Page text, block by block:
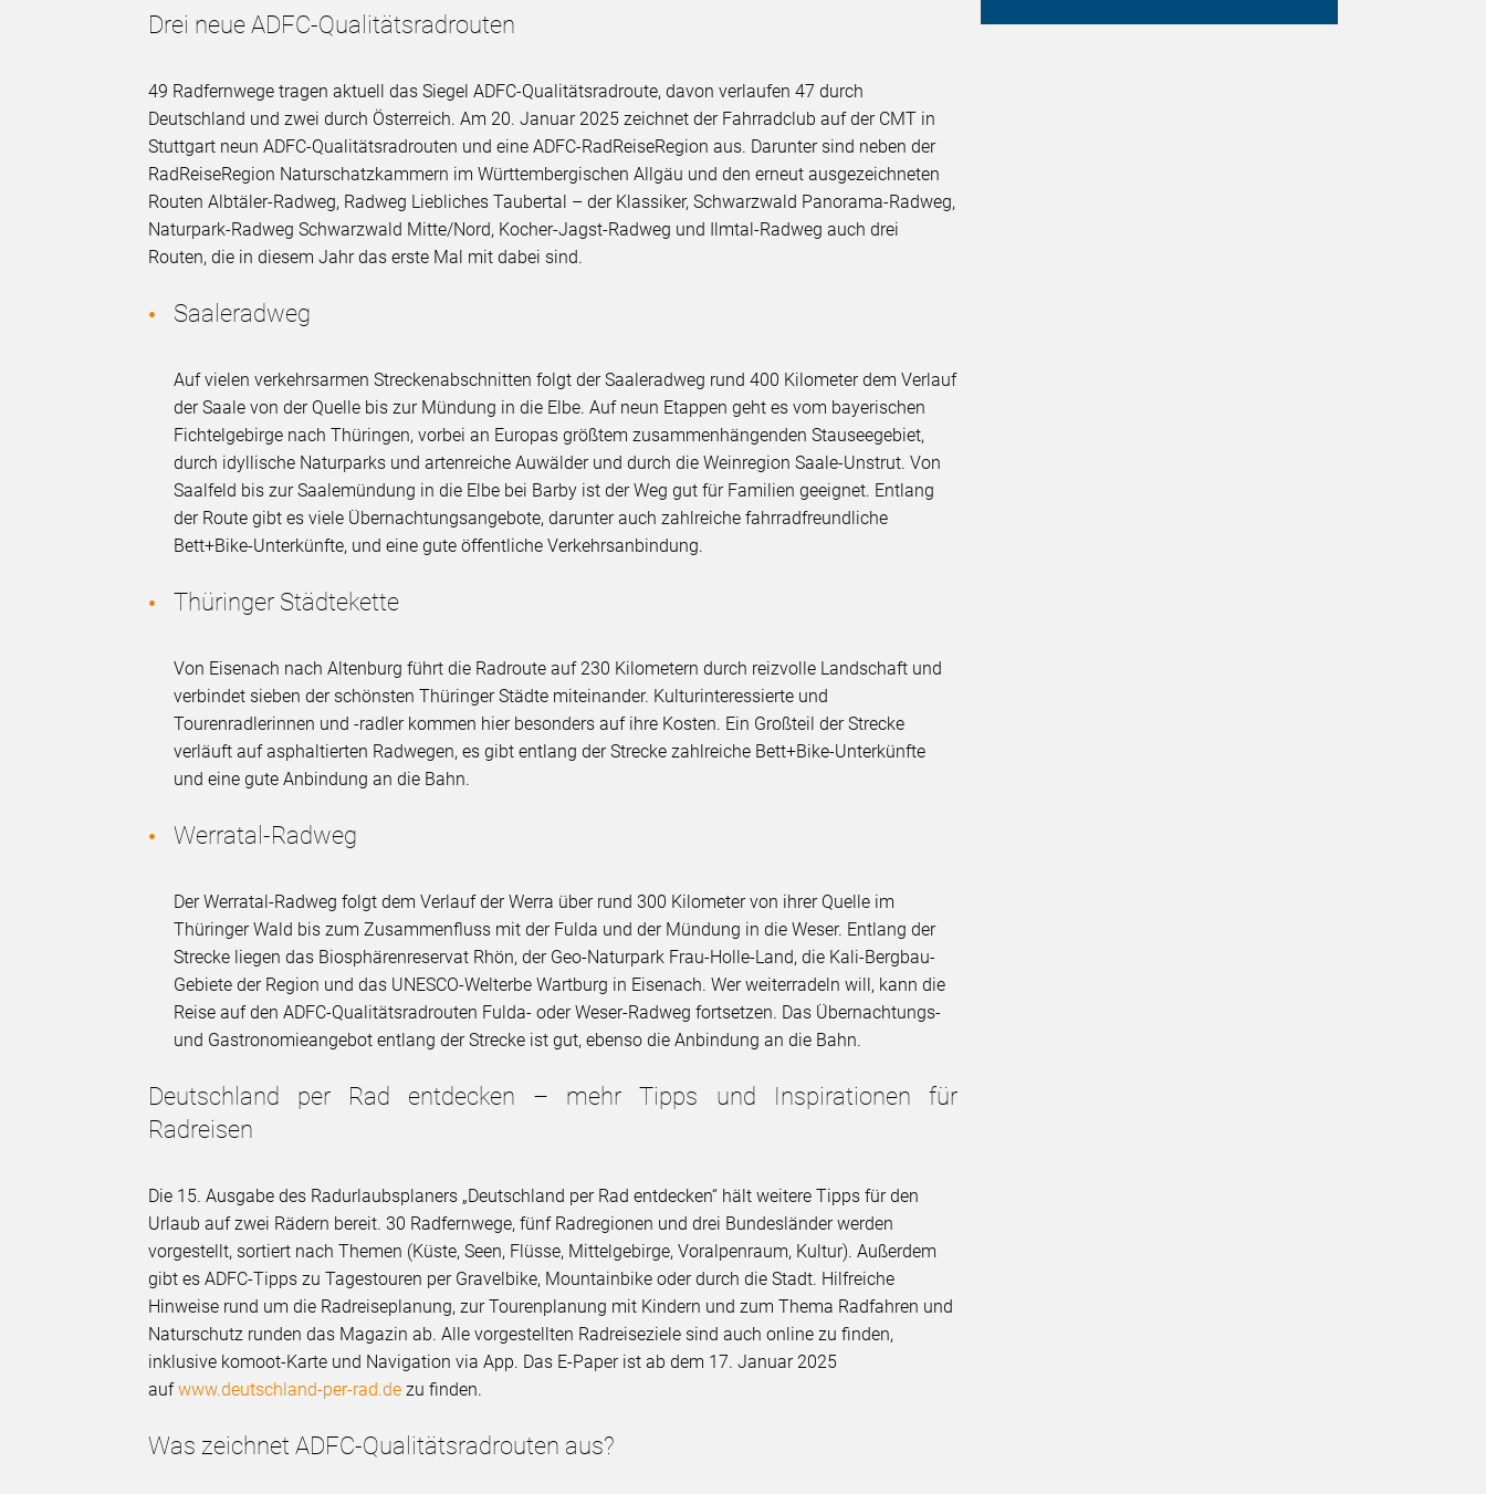
Drei neue ADFC-Qualitätsradrouten
49 Radfernwege tragen aktuell das Siegel ADFC-Qualitätsradroute, davon verlaufen 47 durch
Deutschland und zwei durch Österreich. Am 20. Januar 2025 zeichnet der Fahrradclub auf der CMT in
Stuttgart neun ADFC-Qualitätsradrouten und eine ADFC-RadReiseRegion aus. Darunter sind neben der
RadReiseRegion Naturschatzkammern im Württembergischen Allgäu und den erneut ausgezeichneten
Routen Albtäler-Radweg, Radweg Liebliches Taubertal – der Klassiker, Schwarzwald Panorama-Radweg,
Naturpark-Radweg Schwarzwald Mitte/Nord, Kocher-Jagst-Radweg und Ilmtal-Radweg auch drei
Routen, die in diesem Jahr das erste Mal mit dabei sind.
Saaleradweg
Auf vielen verkehrsarmen Streckenabschnitten folgt der Saaleradweg rund 400 Kilometer dem Verlauf
der Saale von der Quelle bis zur Mündung in die Elbe. Auf neun Etappen geht es vom bayerischen
Fichtelgebirge nach Thüringen, vorbei an Europas größtem zusammenhängenden Stauseegebiet,
durch idyllische Naturparks und artenreiche Auwälder und durch die Weinregion Saale-Unstrut. Von
Saalfeld bis zur Saalemündung in die Elbe bei Barby ist der Weg gut für Familien geeignet. Entlang
der Route gibt es viele Übernachtungsangebote, darunter auch zahlreiche fahrradfreundliche
Bett+Bike-Unterkünfte, und eine gute öffentliche Verkehrsanbindung.
Thüringer Städtekette
Von Eisenach nach Altenburg führt die Radroute auf 230 Kilometern durch reizvolle Landschaft und
verbindet sieben der schönsten Thüringer Städte miteinander. Kulturinteressierte und
Tourenradlerinnen und -radler kommen hier besonders auf ihre Kosten. Ein Großteil der Strecke
verläuft auf asphaltierten Radwegen, es gibt entlang der Strecke zahlreiche Bett+Bike-Unterkünfte
und eine gute Anbindung an die Bahn.
Werratal-Radweg
Der Werratal-Radweg folgt dem Verlauf der Werra über rund 300 Kilometer von ihrer Quelle im
Thüringer Wald bis zum Zusammenfluss mit der Fulda und der Mündung in die Weser. Entlang der
Strecke liegen das Biosphärenreservat Rhön, der Geo-Naturpark Frau-Holle-Land, die Kali-Bergbau-
Gebiete der Region und das UNESCO-Welterbe Wartburg in Eisenach. Wer weiterradeln will, kann die
Reise auf den ADFC-Qualitätsradrouten Fulda- oder Weser-Radweg fortsetzen. Das Übernachtungs-
und Gastronomieangebot entlang der Strecke ist gut, ebenso die Anbindung an die Bahn.
Deutschland per Rad entdecken – mehr Tipps und Inspirationen für
Radreisen
Die 15. Ausgabe des Radurlaubsplaners „Deutschland per Rad entdecken“ hält weitere Tipps für den
Urlaub auf zwei Rädern bereit. 30 Radfernwege, fünf Radregionen und drei Bundesländer werden
vorgestellt, sortiert nach Themen (Küste, Seen, Flüsse, Mittelgebirge, Voralpenraum, Kultur). Außerdem
gibt es ADFC-Tipps zu Tagestouren per Gravelbike, Mountainbike oder durch die Stadt. Hilfreiche
Hinweise rund um die Radreiseplanung, zur Tourenplanung mit Kindern und zum Thema Radfahren und
Naturschutz runden das Magazin ab. Alle vorgestellten Radreiseziele sind auch online zu finden,
inklusive komoot-Karte und Navigation via App. Das E-Paper ist ab dem 17. Januar 2025
aufwww.deutschland-per-rad.de zu finden.
Was zeichnet ADFC-Qualitätsradrouten aus?